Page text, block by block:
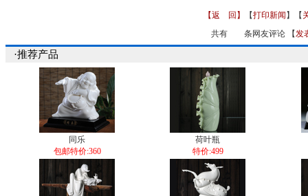
【返 回】 【打印新闻 】【
共有
条网友评论 【发
·推荐产品
同乐
包邮特价:360
荷叶瓶
特价:499